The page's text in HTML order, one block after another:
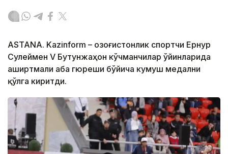
ASTANA. Kazinform – Қозоғистонлик спортчи Ернур
Сулеймен V Бутунжаҳон кўчманчилар ўйинларида
аширтмали аба гюреши бўйича кумуш медални
қўлга киритди.